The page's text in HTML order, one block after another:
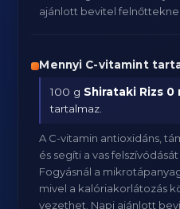
ajánlott bevitel
Mennyi C-vitamint
100 g Shirataki Rizs 0
tartalmaz.
A C-vitamin antioxidáns,
és segíti a vas
Fogyásnál a
mivel a kalóriakorlátozás
vezethet. Napi ajánlott